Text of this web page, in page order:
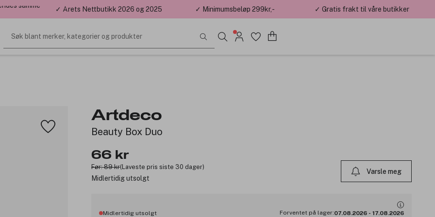
samme ✓ Årets Nettbutikk 2026 og 2025 ✓ Minimumsbeløp 299kr,- ✓ Gratis frakt til våre butikker
Søk blant merker, kategorier og produkter
Artdeco
Beauty Box Duo
66 kr
Før: 89 kr(Laveste pris siste 30 dager)
Midlertidig utsolgt
Varsle meg
Midlertidig utsolgt Forventet på lager:07.08.2026 - 17.08.2026